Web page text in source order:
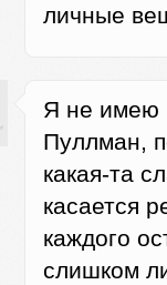
личные
Я не имею
Пуллман,
какая-та
касается
каждого
слишком